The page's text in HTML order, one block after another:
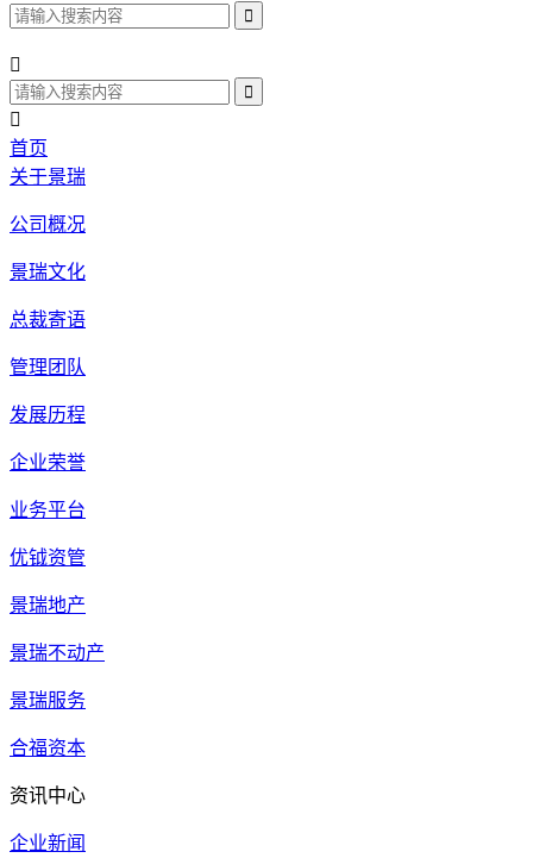


首页
关于景瑞
公司概况
景瑞文化
总裁寄语
管理团队
发展历程
企业荣誉
业务平台
优钺资管
景瑞地产
景瑞不动产
景瑞服务
合福资本
资讯中心
企业新闻